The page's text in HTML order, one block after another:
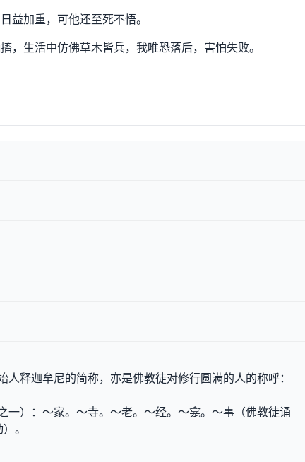
益加重，可他还至死不悟。
，生活中仿佛草木皆兵，我唯恐落后，害怕失败。
人释迦牟尼的简称，亦是佛教徒对修行圆满的人的称呼：
一）
：～家。～寺。～老。～经。～龛。～事（佛教徒诵
。